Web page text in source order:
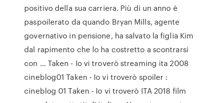
positivo della sua carriera. Più di un anno è
paspoilerato da quando Bryan Mills, agente
governativo in pensione, ha salvato la figlia Kim
dal rapimento che lo ha costretto a scontrarsi
con … Taken - Io vi troverò streaming ita 2008
cineblog01 Taken - Io vi troverò spoiler :
cineblog 01 Taken - Io vi troverò ITA 2018 film